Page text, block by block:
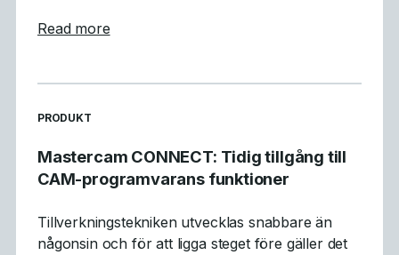
Read moreabout Vad vi lärde oss: Sammanfattning
READ MORE ARTICLES ABOUT
PRODUKT
Mastercam CONNECT: Tidig tillgång till
CAM-programvarans funktioner
Tillverkningstekniken utvecklas snabbare än
någonsin och för att ligga steget före gäller det